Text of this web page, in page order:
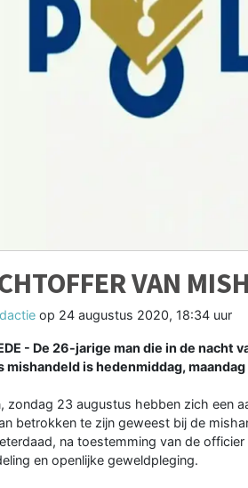
VAN
op 24 augustus 2020, 18:34 uur
- De 26-jarige man die in de
mishandeld is hedenmiddag,
zondag 23 augustus hebben zich een
betrokken te zijn geweest bij de
na toestemming van de
en openlijke geweldpleging.